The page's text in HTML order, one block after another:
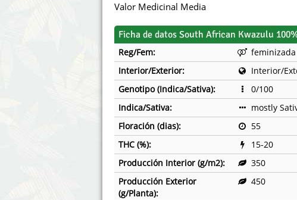
Valor Medicinal Media
Ficha de datos South African Kwazulu
Reg/Fem:
feminizada
Interior/Exterior:
Interior/
Genotipo (Indica/Sativa):
0/100
Indica/Sativa:
mostly
Floración (dias):
55
THC (%):
15-20
Producción Interior (g/m2):
350
Producción Exterior
(g/Planta):
450